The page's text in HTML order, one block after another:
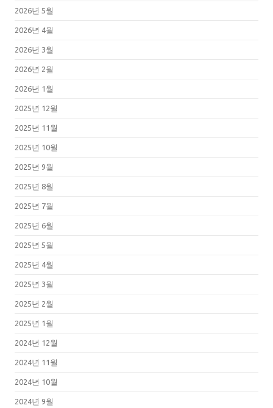
2026년 5월
2026년 4월
2026년 3월
2026년 2월
2026년 1월
2025년 12월
2025년 11월
2025년 10월
2025년 9월
2025년 8월
2025년 7월
2025년 6월
2025년 5월
2025년 4월
2025년 3월
2025년 2월
2025년 1월
2024년 12월
2024년 11월
2024년 10월
2024년 9월